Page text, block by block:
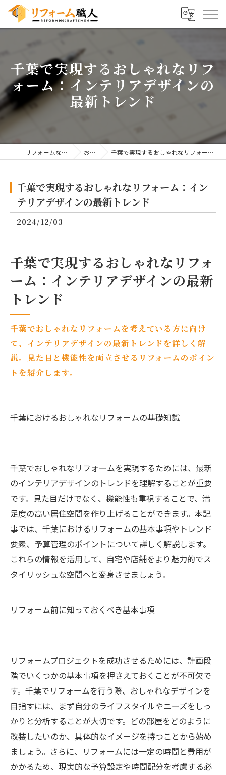
千葉で実現するおしゃれなリフ
ォーム：インテリアデザインの
最新トレンド
リフォームならリフォーム職人 お知らせ 千葉で実現するおしゃれなリフォーム：インテリアデザインの最新トレンド
千葉で実現するおしゃれなリフォーム：イン
テリアデザインの最新トレンド
2024/12/03
千葉で実現するおしゃれなリフォ
ーム：インテリアデザインの最新
トレンド
千葉でおしゃれなリフォームを考えている方に向け
て、インテリアデザインの最新トレンドを詳しく解
説。見た目と機能性を両立させるリフォームのポイン
トを紹介します。
千葉におけるおしゃれなリフォームの基礎知識
千葉でおしゃれなリフォームを実現するためには、最新
のインテリアデザインのトレンドを理解することが重要
です。見た目だけでなく、機能性も重視することで、満
足度の高い居住空間を作り上げることができます。本記
事では、千葉におけるリフォームの基本事項やトレンド
要素、予算管理のポイントについて詳しく解説します。
これらの情報を活用して、自宅や店舗をより魅力的でス
タイリッシュな空間へと変身させましょう。
リフォーム前に知っておくべき基本事項
リフォームプロジェクトを成功させるためには、計画段
階でいくつかの基本事項を押さえておくことが不可欠で
す。千葉でリフォームを行う際、おしゃれなデザインを
目指すには、まず自分のライフスタイルやニーズをしっ
かりと分析することが大切です。どの部屋をどのように
改装したいのか、具体的なイメージを持つことから始め
ましょう。さらに、リフォームには一定の時間と費用が
かかるため、現実的な予算設定や時間配分を考慮する必